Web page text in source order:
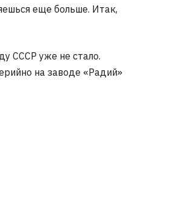
еще больше. Итак,
СССР уже не стало.
на заводе «Радий»